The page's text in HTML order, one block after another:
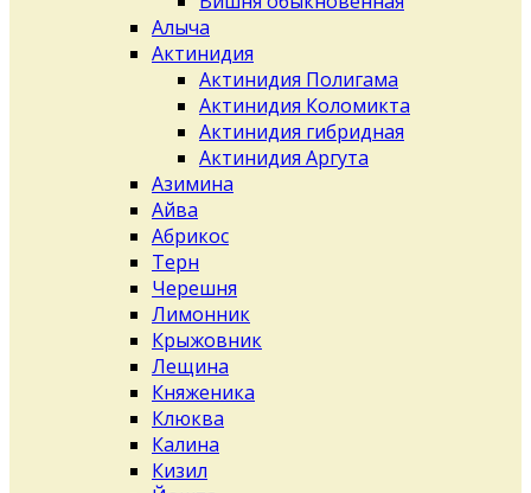
Алыча
Актинидия
Актинидия Полигама
Актинидия Коломикта
Актинидия гибридная
Актинидия Аргута
Азимина
Айва
Абрикос
Терн
Черешня
Лимонник
Крыжовник
Лещина
Княженика
Клюква
Калина
Кизил